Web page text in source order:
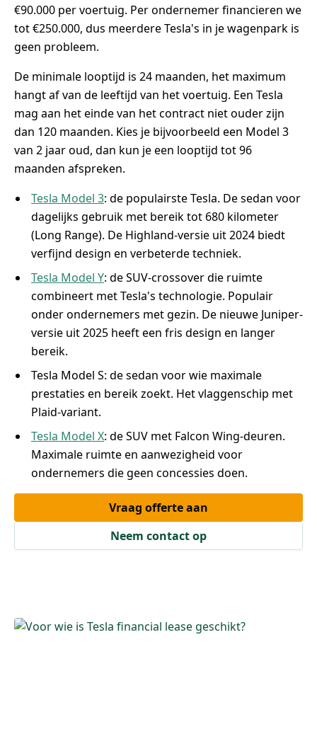
€90.000 per voertuig. Per ondernemer financieren we
tot €250.000, dus meerdere Tesla's in je wagenpark is
geen probleem.
De minimale looptijd is 24 maanden, het maximum
hangt af van de leeftijd van het voertuig. Een Tesla
mag aan het einde van het contract niet ouder zijn
dan 120 maanden. Kies je bijvoorbeeld een Model 3
van 2 jaar oud, dan kun je een looptijd tot 96
maanden afspreken.
Tesla Model 3: de populairste Tesla. De sedan voor
dagelijks gebruik met bereik tot 680 kilometer
(Long Range). De Highland-versie uit 2024 biedt
verfijnd design en verbeterde techniek.
Tesla Model Y: de SUV-crossover die ruimte
combineert met Tesla's technologie. Populair
onder ondernemers met gezin. De nieuwe Juniper-
versie uit 2025 heeft een fris design en langer
bereik.
Tesla Model S: de sedan voor wie maximale
prestaties en bereik zoekt. Het vlaggenschip met
Plaid-variant.
Tesla Model X: de SUV met Falcon Wing-deuren.
Maximale ruimte en aanwezigheid voor
ondernemers die geen concessies doen.
Vraag offerte aan
Neem contact op